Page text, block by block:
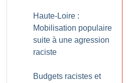
Haute-Loire :
Mobilisation populaire
suite à une agression
raciste
Budgets racistes et